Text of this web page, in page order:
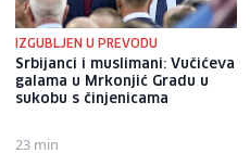
IZGUBLJEN U PREVODU
Srbijanci i muslimani: Vučićeva
galama u Mrkonjić Gradu u
sukobu s činjenicama
23 min